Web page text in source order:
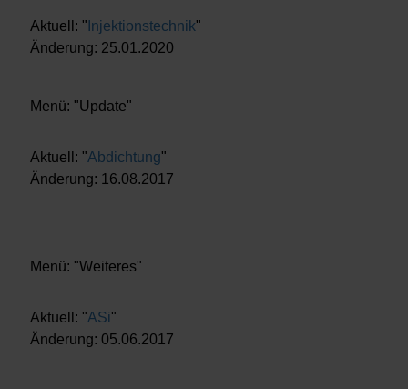
Aktuell: " Injektionstechnik"
Änderung: 25.01.2020
Menü: "Update"
Aktuell: "Abdichtung"
Änderung: 16.08.2017
Menü: "Weiteres"
Aktuell: "ASi"
Änderung: 05.06.2017